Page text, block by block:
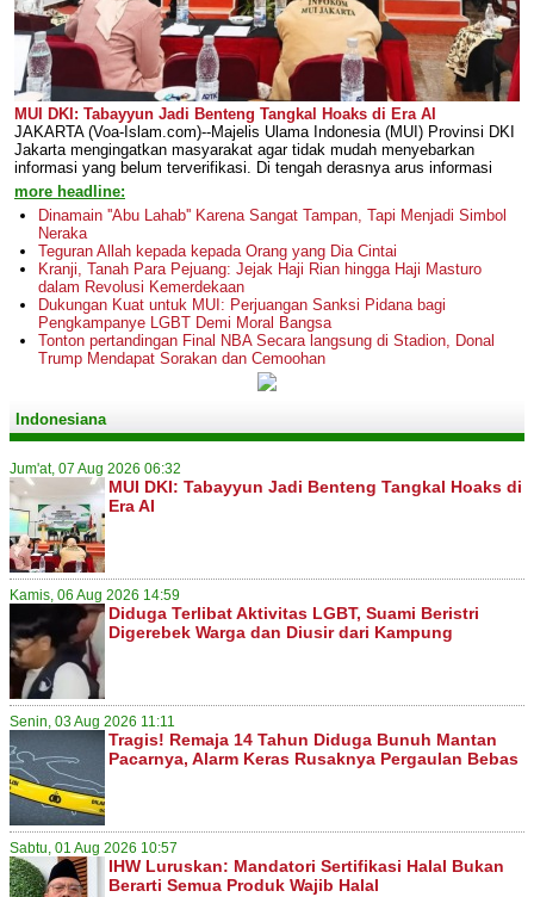
MUI DKI: Tabayyun Jadi Benteng Tangkal Hoaks di Era AI
JAKARTA (Voa-Islam.com)--Majelis Ulama Indonesia (MUI) Provinsi DKI
Jakarta mengingatkan masyarakat agar tidak mudah menyebarkan
informasi yang belum terverifikasi. Di tengah derasnya arus informasi
more headline:
Dinamain ''Abu Lahab'' Karena Sangat Tampan, Tapi Menjadi Simbol
Neraka
Teguran Allah kepada kepada Orang yang Dia Cintai
Kranji, Tanah Para Pejuang: Jejak Haji Rian hingga Haji Masturo
dalam Revolusi Kemerdekaan
Dukungan Kuat untuk MUI: Perjuangan Sanksi Pidana bagi
Pengkampanye LGBT Demi Moral Bangsa
Tonton pertandingan Final NBA Secara langsung di Stadion, Donal
Trump Mendapat Sorakan dan Cemoohan
Indonesiana
Jum'at, 07 Aug 2026 06:32
MUI DKI: Tabayyun Jadi Benteng Tangkal Hoaks di
Era AI
Kamis, 06 Aug 2026 14:59
Diduga Terlibat Aktivitas LGBT, Suami Beristri
Digerebek Warga dan Diusir dari Kampung
Senin, 03 Aug 2026 11:11
Tragis! Remaja 14 Tahun Diduga Bunuh Mantan
Pacarnya, Alarm Keras Rusaknya Pergaulan Bebas
Sabtu, 01 Aug 2026 10:57
IHW Luruskan: Mandatori Sertifikasi Halal Bukan
Berarti Semua Produk Wajib Halal